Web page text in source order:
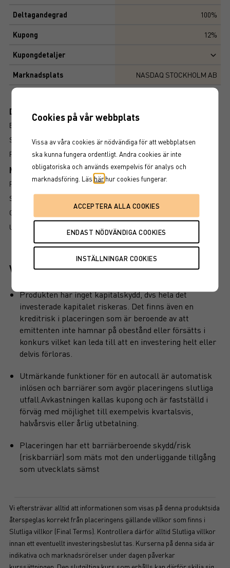
Deltagandegrad 100%
Kupong 12%
Kupongdetaljer
Marknadsplats NASDAQ STOCKHOLM AB
Dokument
BROSCHYR
SLUTLIGA VILLKOR
FAKTABLAD
Mer information om produkten
RISK
SÅ LÄSER DU FAKTABLADET
GRUNDPROSPEKT
UTSKRIFT
Viktiga egenskaper
Produkten har inget kapitalskydd, dvs hela det
investerade kapitalet riskeras. Det finns även en
kreditrisk i placeringen som är beroende av att
emittenten inte hamnar på obestånd eller försätts i
konkurs vilket kan leda till att en investering helt eller
delvis förloras.
Utmärkande funktioner för en autocall är automatisk
inlösen och barriärer som avgör placeringens slutliga
utfall.Avkastningen kallas kupong och är fastställd i
förväg med möjlighet till exempelvis kvartalsvis,
halvårsvis eller årlig utbetalning.
Placeringen har ett barriärberoende skydd/risk
(riskbarriär) som mäts mot den underliggande tillgång
som utvecklats sämst
Vi eftersträvar alltid att informationen som visas på denna produktsida
återspeglas korrekt från placeringens gällande villkor som finns i
Slutliga villkor (Final Terms). Kontrollera därför alltid Slutliga villkor
innan ett eventuellt investeringsbeslut tas. Kurserna på denna sida är
indikativa och marknadsrörelser under dagen påverkar
Cookies på vår webbplats
Vissa av våra cookies är nödvändiga för att webbplatsen
ska kunna fungera ordentligt. Andra cookies är inte
obligatoriska och används exempelvis för analys och
marknadsföring. Läs här hur cookies fungerar.